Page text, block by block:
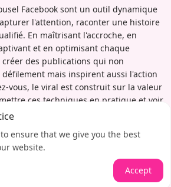
Facebook sont un outil dynamique
l'attention, raconter une histoire
En maîtrisant l'accroche, en
et en optimisant chaque
des publications qui non
mais inspirent aussi l'action
vous, le viral est construit sur la valeur
ces techniques en pratique et voir
Visitez Iamprovider dès aujourd'hui
de services conçus pour amplifier
sociaux et accélérer votre
ensure that we give you the best
website.
Accept